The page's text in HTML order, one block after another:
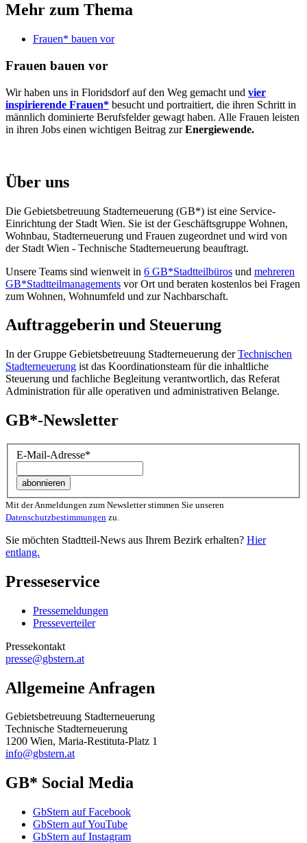
Mehr zum Thema
Frauen* bauen vor
Frauen bauen vor
Wir haben uns in Floridsdorf auf den Weg gemacht und vier
inspirierende Frauen* besucht und portraitiert, die ihren Schritt in
männlich dominierte Berufsfelder gewagt haben. Alle Frauen leisten
in ihren Jobs einen wichtigen Beitrag zurEnergiewende.
Über uns
Die Gebietsbetreuung Stadterneuerung (GB*) ist eine Service-
Einrichtung der Stadt Wien. Sie ist der Geschäfts­gruppe Wohnen,
Wohnbau, Stadt­erneuerung und Frauen zugeordnet und wird von
der Stadt Wien - Technische Stadterneuerung beauftragt.
Unsere Teams sind wienweit in 6 GB*Stadtteilbüros und mehreren
GB*Stadtteilmanagements vor Ort und beraten kostenlos bei Fragen
zum Wohnen, Wohnumfeld und zur Nachbarschaft.
Auftraggeberin und Steuerung
In der Gruppe Gebietsbetreuung Stadterneuerung derTechnischen
Stadterneuerung ist das Koordinationsteam für die inhaltliche
Steuerung und fachliche Begleitung verantwortlich, das Referat
Administration für alle operativen und administrativen Belange.
GB*-Newsletter
E-Mail-Adresse*
Mit der Anmeldungen zum Newsletter stimmen Sie unseren
Datenschutzbestimmungen zu.
Sie möchten Stadtteil-News aus Ihrem Bezirk erhalten? Hier
entlang.
Presseservice
Pressemeldungen
Presseverteiler
Pressekontakt
presse@gbstern.at
Allgemeine Anfragen
Gebietsbetreuung Stadterneuerung
Technische Stadterneuerung
1200 Wien, Maria-Restituta-Platz 1
info@gbstern.at
GB* Social Media
GbStern auf Facebook
GbStern auf YouTube
GbStern auf Instagram